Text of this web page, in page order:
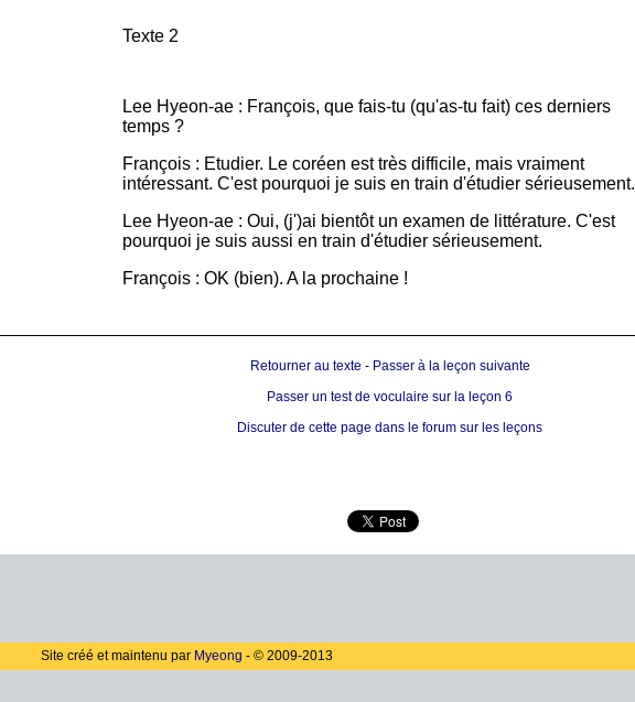
Texte 2
Lee Hyeon-ae : François, que fais-tu (qu'as-tu fait) ces derniers
temps ?
François : Etudier. Le coréen est très difficile, mais vraiment
intéressant. C'est pourquoi je suis en train d'étudier sérieusement.
Lee Hyeon-ae : Oui, (j')ai bientôt un examen de littérature. C'est
pourquoi je suis aussi en train d'étudier sérieusement.
François : OK (bien). A la prochaine !
Retourner au texte - Passer à la leçon suivante
Passer un test de voculaire sur la leçon 6
Discuter de cette page dans le forum sur les leçons
Site créé et maintenu par Myeong - © 2009-2013